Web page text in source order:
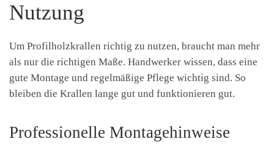
Nutzung
Um Profilholzkrallen richtig zu nutzen, braucht man mehr
als nur die richtigen Maße. Handwerker wissen, dass eine
gute Montage und regelmäßige Pflege wichtig sind. So
bleiben die Krallen lange gut und funktionieren gut.
Professionelle Montagehinweise